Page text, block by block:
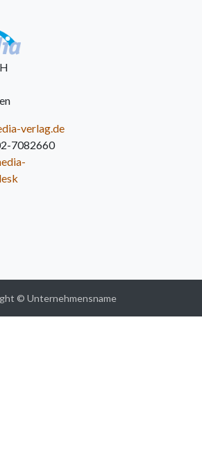
verlag.de
7082660
© Unternehmensname